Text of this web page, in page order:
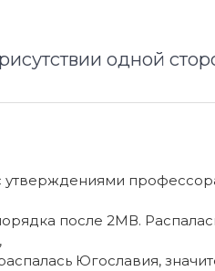
одной
утверждениями
после 2МВ.
Югославия,